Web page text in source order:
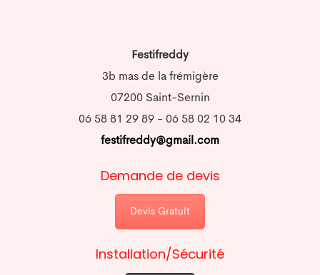
Festifreddy
3b mas de la frémigère
07200 Saint-Sernin
06 58 81 29 89 - 06 58 02 10 34
festifreddy@gmail.com
Demande de devis
Devis Gratuit
Installation/Sécurité